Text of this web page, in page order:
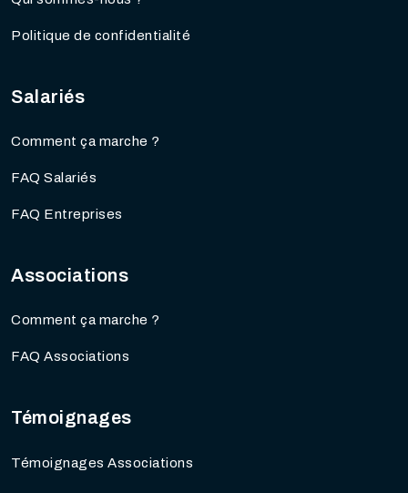
Politique de confidentialité
Salariés
Comment ça marche ?
FAQ Salariés
FAQ Entreprises
Associations
Comment ça marche ?
FAQ Associations
Témoignages
Témoignages Associations